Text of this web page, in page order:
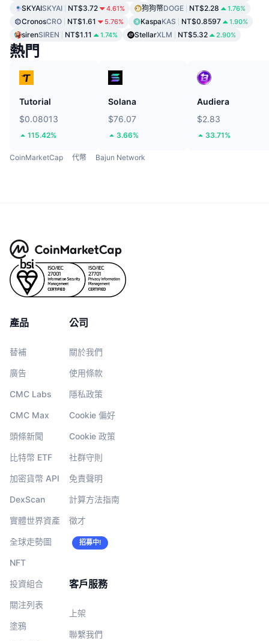
SKYAISKYAI NT$3.72 4.61% 狗狗幣DOGE NT$2.28 1.76%
CronosCRO NT$1.61 5.76% KaspaKAS NT$0.8597 1.90%
sirenSIREN NT$1.11 1.74% StellarXLM NT$5.32 2.90%
熱門
Tutorial
$0.08013
115.42%
Solana
$76.07
3.66%
Audiera
$2.83
33.71%
CoinMarketCap 代幣 Bajun Network
產品
替補
廣告
CMC Labs
CMC Max
頭條新聞
比特幣 ETF
加密貨幣 API
DexScan
實體世界資產
全球走勢圖
NFT
投資組合
關注列表
塗鴉
公司
關於我們
使用條款
隱私政策
Cookie 偏好
Cookie 政策
社群守則
免責聲明
計算方法指南
徵才
招募中!
客戶服務
上架
聯繫我們